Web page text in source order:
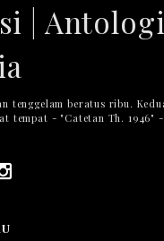
|
tenggelam beratus ribu.
tempat - "Catetan Th. 1946"